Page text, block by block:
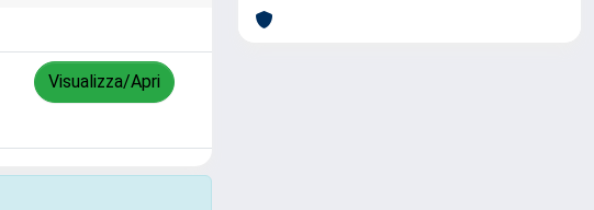
Visualizza/Apri